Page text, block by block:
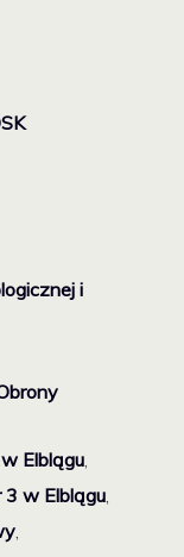
i
Elblągu
w Elblągu